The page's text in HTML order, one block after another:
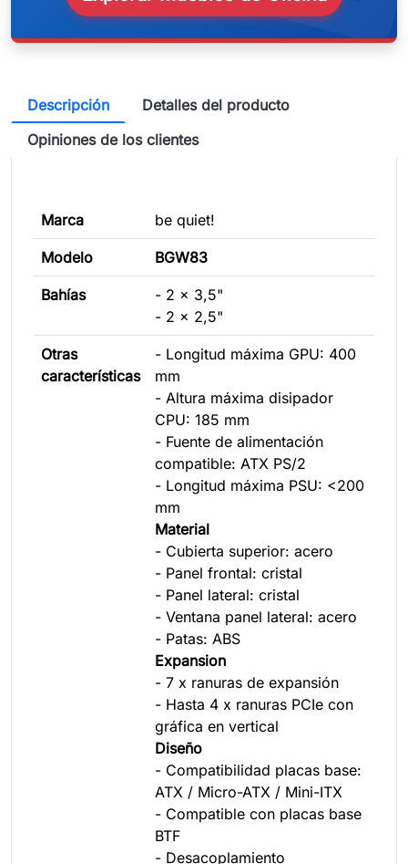
Descripción
Detalles del producto
Opiniones de los clientes
Marca be quiet!
Modelo BGW83
Bahías
- 2 x 3,5"
- 2 x 2,5"
Otras
características
- Longitud máxima GPU: 400
mm
- Altura máxima disipador
CPU: 185 mm
- Fuente de alimentación
compatible: ATX PS/2
- Longitud máxima PSU: <200
mm
Material
- Cubierta superior: acero
- Panel frontal: cristal
- Panel lateral: cristal
- Ventana panel lateral: acero
- Patas: ABS
Expansion
- 7 x ranuras de expansión
- Hasta 4 x ranuras PCIe con
gráfica en vertical
Diseño
- Compatibilidad placas base:
ATX / Micro-ATX / Mini-ITX
- Compatible con placas base
BTF
- Desacoplamiento